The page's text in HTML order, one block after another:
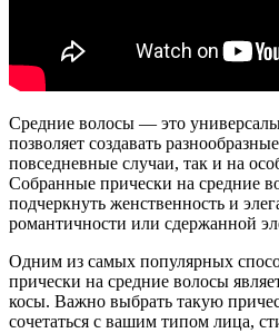
Средние волосы — это
позволяет создавать
повседневные случаи, так и на
Собранные прически на средние
подчеркнуть женственность и
романтичности или сдержанной
Одним из самых популярных
прически на средние волосы
косы. Важно выбрать такую
сочетаться с вашим типом лица,